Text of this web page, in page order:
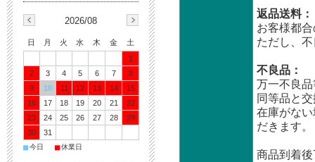
返品送料：
お客様都
ただし、
不良品：
万一不良
同等品と
在庫がな
だきます。
商品到着
2026/08
日 月 火 水 木 金
土
1
2
3 4 5 6 7
8
9
10 11 12 13 14
15
16
17 18 19 20 21
22
23
24 25 26 27 28
29
30
31
■今日 ■休業日